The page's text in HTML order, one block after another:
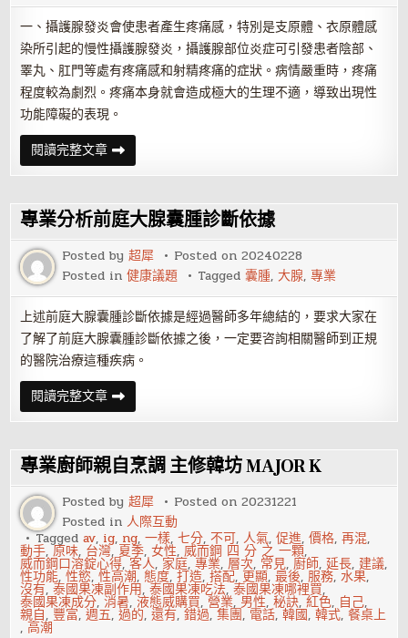
一、攝護腺發炎會使患者產生疼痛感，特別是支原體、衣原體感
染所引起的慢性攝護腺發炎，攝護腺部位炎症可引發患者陰部、
睪丸、肛門等處有疼痛感和射精疼痛的症狀。病情嚴重時，疼痛
程度較為劇烈。疼痛本身就會造成極大的生理不適，導致出現性
功能障礙的表現。
閱讀完整文章男
人
患
攝
護
腺
發
炎
的
後
有
什
麼
專業分析前庭大腺囊腫診斷依據
Posted by超犀 Posted on20240228
Posted in健康議題 Tagged囊腫,大腺,專業
上述前庭大腺囊腫診斷依據是經過醫師多年總結的，要求大家在
了解了前庭大腺囊腫診斷依據之後，一定要咨詢相關醫師到正規
的醫院治療這種疾病。
閱讀完整文章專
業
分
前
庭
大
腺
囊
腫
診
斷
依
據
專業廚師親自烹調 主修韓坊 MAJOR K
Posted by超犀 Posted on20231221
Posted in人際互動
Taggedav, ig, ng,一樣,七分,不可,人氣,促進,價格,再混,
動手,原味, 台灣, 夏季,女性,威而鋼 四 分 之 一顆,
威而鋼口溶錠心得,客人, 家庭,專業,層次, 常見,廚師,延長, 建議,
性功能,性慾,性高潮, 態度,打造,搭配, 更顯,最後,服務,水果,
沒有,泰國果凍副作用,泰國果凍吃法,泰國果凍哪裡買,
泰國果凍成分,消暑,液態威購買,營業, 男性,秘訣,紅色, 自己,
親自, 豐富,週五,過的,還有,錯過,集團, 電話,韓國,韓式,餐桌上
,高潮